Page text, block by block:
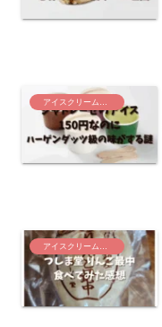
アイスクリーム・お菓子